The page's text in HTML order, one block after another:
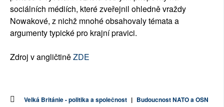
sociálních médiích, které zveřejnil ohledně vraždy
Nowakové, z nichž mnohé obsahovaly témata a
argumenty typické pro krajní pravici.
Zdroj v angličtiněZDE
Velká Británie - politika a společnost | Budoucnost NATO a OSN